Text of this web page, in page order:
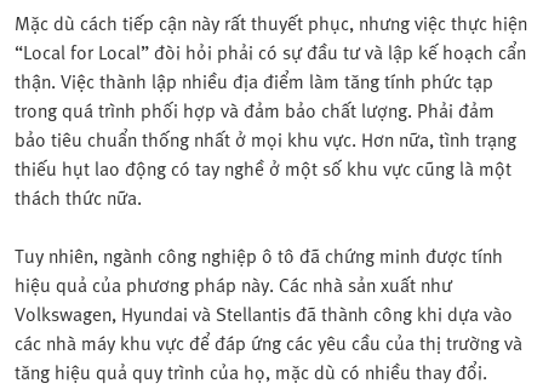
Mặc dù cách tiếp cận này rất thuyết phục, nhưng việc thực hiện
“Local for Local” đòi hỏi phải có sự đầu tư và lập kế hoạch cẩn
thận. Việc thành lập nhiều địa điểm làm tăng tính phức tạp
trong quá trình phối hợp và đảm bảo chất lượng. Phải đảm
bảo tiêu chuẩn thống nhất ở mọi khu vực. Hơn nữa, tình trạng
thiếu hụt lao động có tay nghề ở một số khu vực cũng là một
thách thức nữa.
Tuy nhiên, ngành công nghiệp ô tô đã chứng minh được tính
hiệu quả của phương pháp này. Các nhà sản xuất như
Volkswagen, Hyundai và Stellantis đã thành công khi dựa vào
các nhà máy khu vực để đáp ứng các yêu cầu của thị trường và
tăng hiệu quả quy trình của họ, mặc dù có nhiều thay đổi.